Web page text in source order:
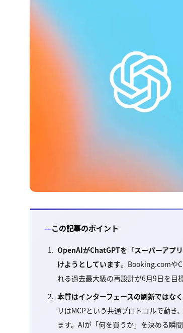
この記事のポイント
OpenAIがChatGPTを「スーパーアプ
けようとしています。Booking.comや
れる過去最大級の再設計が6月9日を目
本質はインターフェースの刷新ではな
リはMCPという共通プロトコルで動
ます。AIが「何を買うか」を決める瞬